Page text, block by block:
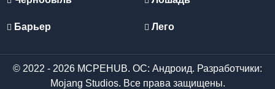
Барьер Лего
© 2022 - 2026 MCPEHUB. ОС: Андроид. Разработчики:
Mojang Studios. Все права защищены.